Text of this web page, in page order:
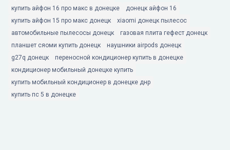
купить айфон 16 про макс в донецке
донецк айфон 16
купить айфон 15 про макс донецк
xiaomi донецк пылесос
автомобильные пылесосы донецк
газовая плита гефест донецк
планшет сяоми купить донецк
наушники airpods донецк
g27q донецк
переносной кондиционер купить в донецке
кондиционер мобильный донецке купить
купить мобильный кондиционер в донецке днр
купить пс 5 в донецке